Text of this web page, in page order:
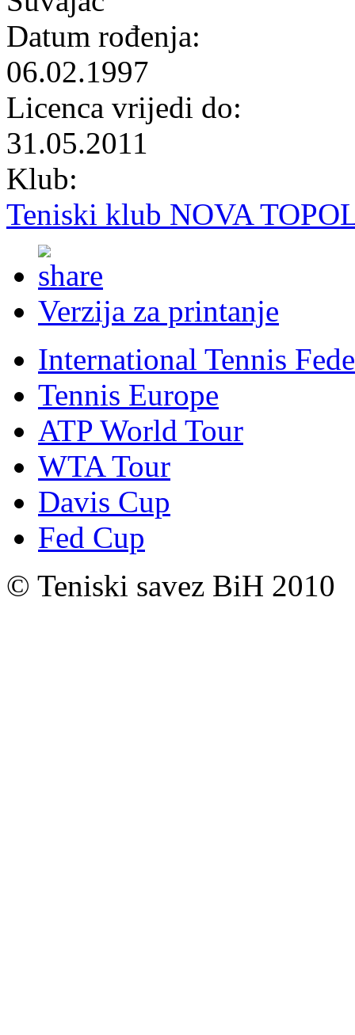
Datum rođenja:
06.02.1997
Licenca vrijedi do:
31.05.2011
Klub:
Teniski klub NOVA
Verzija za printanje
International Tennis
Tennis Europe
ATP World Tour
WTA Tour
Davis Cup
Fed Cup
© Teniski savez BiH 2010